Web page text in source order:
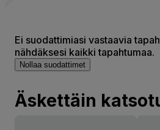
Ei suodattimiasi vastaavia
nähdäksesi kaikki tapahtumaa.
Nollaa suodattimet
Äskettäin